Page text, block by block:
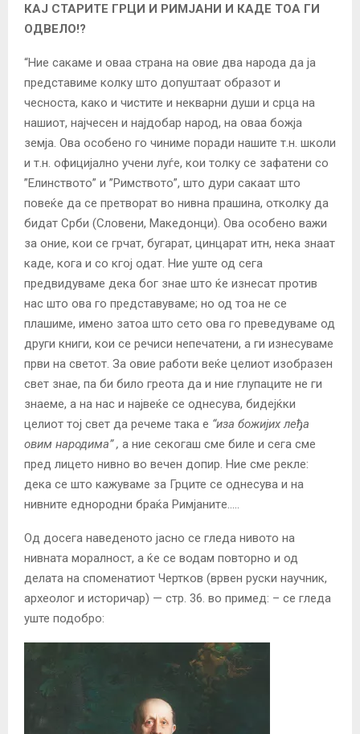
КАЈ СТАРИТЕ ГРЦИ И РИМЈАНИ И КАДЕ ТОА ГИ
ОДВЕЛО!?
“Ние сакаме и оваа страна на овие два народа да ја
представиме колку што допуштаат образот и
чесноста, како и чистите и некварни души и срца на
нашиот, најчесен и најдобар народ, на оваа божја
земја. Ова особено го чиниме поради нашите т.н. школи
и т.н. официјално учени луѓе, кои толку се зафатени со
”Елинството” и ”Римството”, што дури сакаат што
повеќе да се претворат во нивна прашина, отколку да
бидат Срби (Словени, Македонци). Ова особено важи
за оние, кои се грчат, бугарат, цинцарат итн, нека знаат
каде, кога и со кгој одат. Ние уште од сега
предвидуваме дека бог знае што ќе изнесат против
нас што ова го представуваме; но од тоа не се
плашиме, имено затоа што сето ова го преведуваме од
други книги, кои се речиси непечатени, а ги изнесуваме
први на светот. За овие работи веќе целиот изобразен
свет знае, па би било греота да и ние глупаците не ги
знаеме, а на нас и највеќе се однесува, бидејќки
целиот тој свет да речеме така е “иза божијих леђа
овим народима” , а ние секогаш сме биле и сега сме
пред лицето нивно во вечен допир. Ние сме рекле:
дека се што кажуваме за Грците се однесува и на
нивните еднородни браќа Римјанитe…..
Од досега наведеното јасно се гледа нивото на
нивната моралност, а ќе се водам повторно и од
делата на споменатиот Чертков (врвен руски научник,
археолог и историчар) — стр. 36. во примед: – се гледа
уште подобро: